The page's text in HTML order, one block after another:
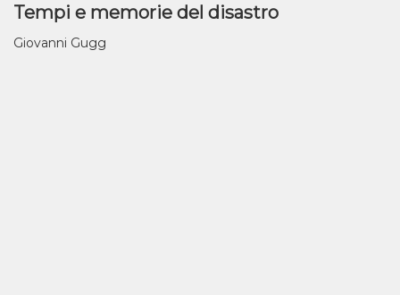
Tempi e memorie del disastro
Giovanni Gugg